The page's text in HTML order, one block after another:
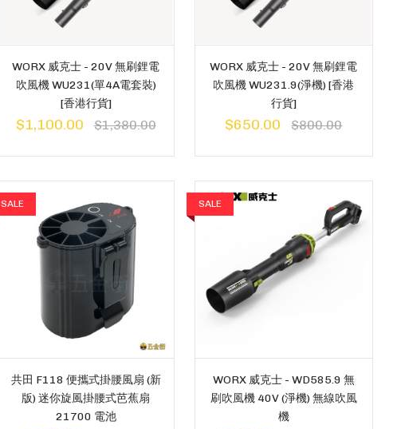
WORX 威克士 - 20V 無刷鋰電
吹風機 WU231(單4A電套裝)
[香港行貨]
$1,100.00 $1,380.00
WORX 威克士 - 20V 無刷鋰電
吹風機 WU231.9(淨機) [香港
行貨]
$650.00 $800.00
SALE
共田 F118 便攜式掛腰風扇 (新
版) 迷你旋風掛腰式芭蕉扇
21700 電池
SALE
WORX 威克士 - WD585.9 無
刷吹風機 40V (淨機) 無線吹風
機